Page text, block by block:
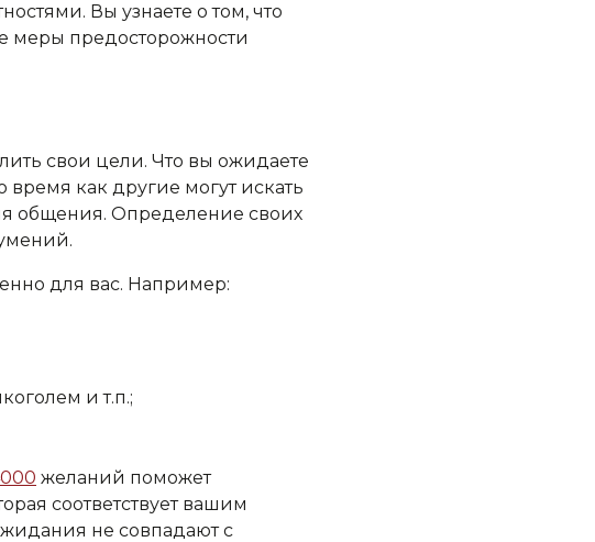
Вы узнаете о том, что
меры предосторожности
свои цели. Что вы ожидаете
время как другие могут искать
общения. Определение своих
для вас. Например:
и т.п.;
желаний поможет
соответствует вашим
не совпадают с